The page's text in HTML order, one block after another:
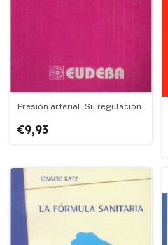
Presión arterial. Su regulación
€9,93